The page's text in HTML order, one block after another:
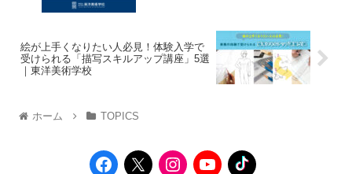
絵が上手くなりたい人必見！体験入学で
受けられる「描写スキルアップ講座」5選
｜東洋美術学校
ホーム TOPICS